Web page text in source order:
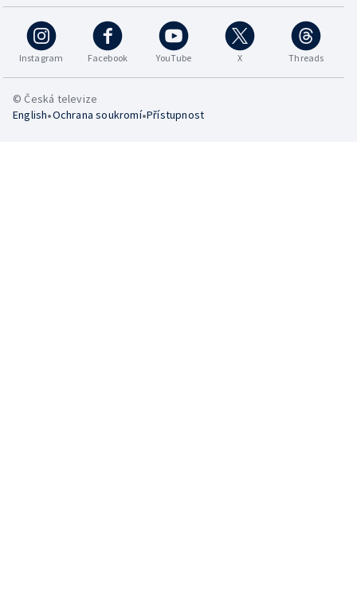
Instagram Facebook YouTube X Threads
© Česká televize
English•Ochrana soukromí•Přístupnost